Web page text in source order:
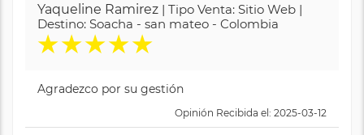
Yaqueline Ramirez | Tipo Venta: Sitio Web |
Destino: Soacha - san mateo - Colombia
★★★★★
Agradezco por su gestión
Opinión Recibida el: 2025-03-12